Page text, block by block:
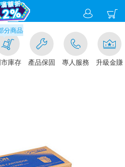
商品不適用)-請點我看
庫存 產品保固 專人服務 升級金賺